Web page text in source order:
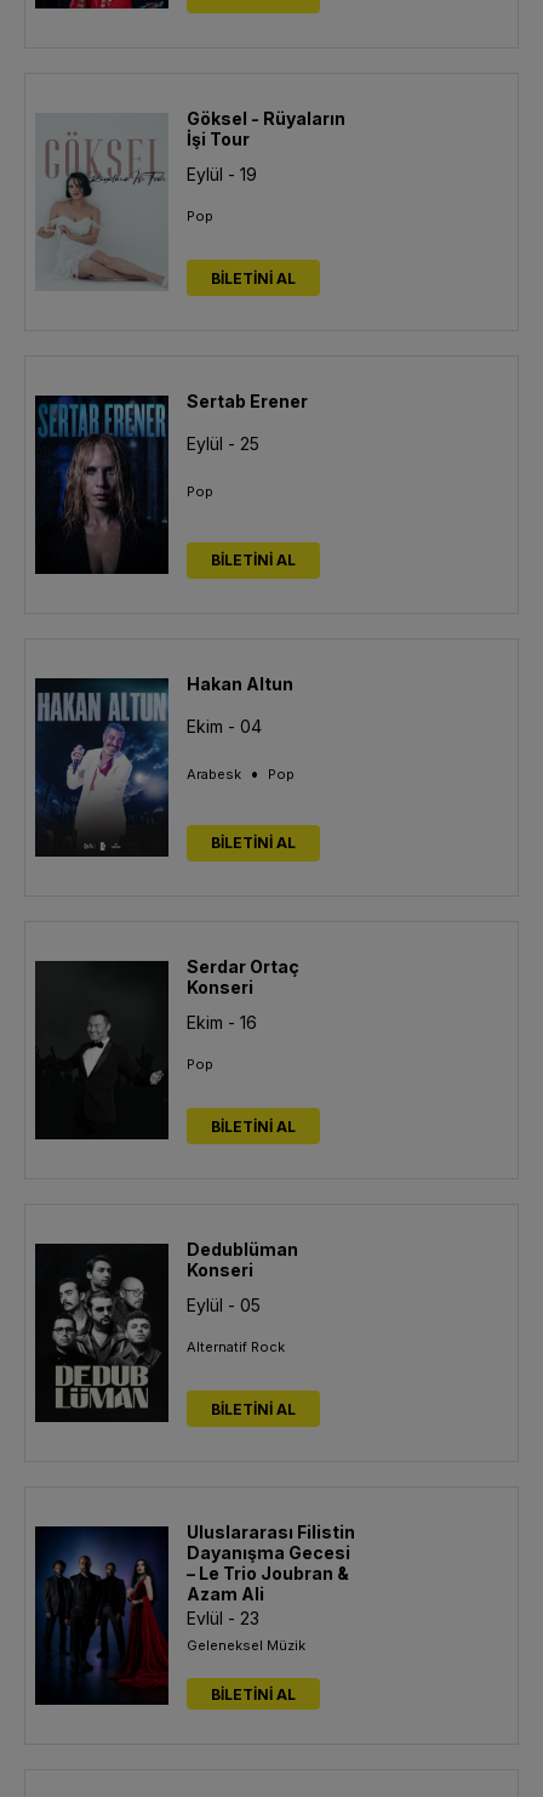
Göksel - Rüyaların
İşi Tour
Eylül - 19
Pop
BİLETİNİ AL
Sertab Erener
Eylül - 25
Pop
BİLETİNİ AL
Hakan Altun
Ekim - 04
Arabesk • Pop
BİLETİNİ AL
Serdar Ortaç
Konseri
Ekim - 16
Pop
BİLETİNİ AL
Dedublüman
Konseri
Eylül - 05
Alternatif Rock
BİLETİNİ AL
Uluslararası Filistin
Dayanışma Gecesi
– Le Trio Joubran &
Azam Ali
Eylül - 23
Geleneksel Müzik
BİLETİNİ AL